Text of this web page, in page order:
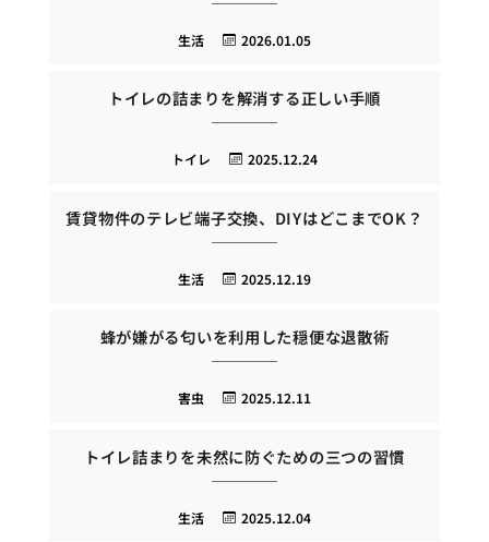
2026.01.05
生活
トイレの詰まりを解消する正しい手順
2025.12.24
トイレ
賃貸物件のテレビ端子交換、DIYはどこまでOK？
2025.12.19
生活
蜂が嫌がる匂いを利用した穏便な退散術
2025.12.11
害虫
トイレ詰まりを未然に防ぐための三つの習慣
2025.12.04
生活